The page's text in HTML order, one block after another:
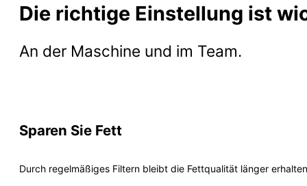
Die richtige Einstellung ist
An der Maschine und im Team.
Sparen Sie Fett
Durch regelmäßiges Filtern bleibt die Fettqualität länger